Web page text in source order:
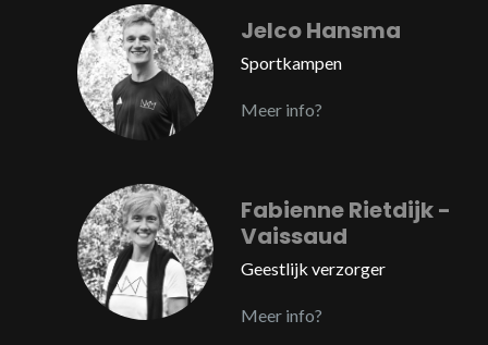
Jelco Hansma
Sportkampen
Meer info?
Fabienne Rietdijk -
Vaissaud
Geestlijk verzorger
Meer info?